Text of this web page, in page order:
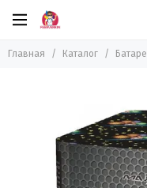
Главная Каталог